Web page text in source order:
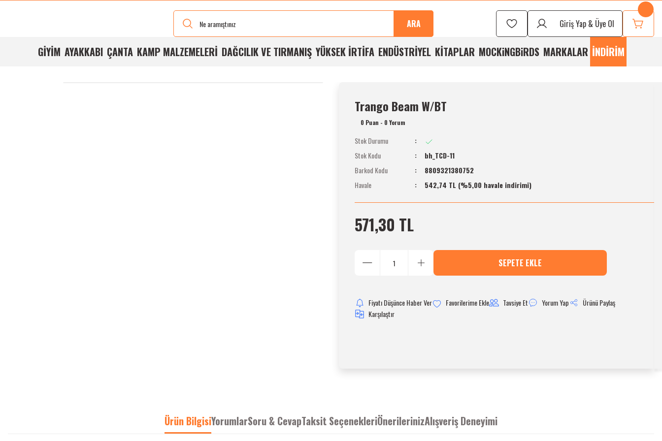
Ve Bedenleri
ile
Stoğumuzda
Buluşma
Kalite
Ücretsiz
Gün
İmkanı
ARA Giriş Yap & Üye Ol
GİYİM AYAKKABI ÇANTA KAMP MALZEMELERİ DAĞCILIK VE TIRMANIŞ YÜKSEK İRTİFA ENDÜSTRİYEL KİTAPLAR MOCKiNGBiRDS MARKALAR İNDİRİM
Trango Beam W/BT
0 Puan - 0 Yorum
Stok Durumu
Stok Kodu
bh_TCD-11
Barkod Kodu
8809321380752
Havale
542,74 TL (%5,00 havale indirimi)
571,30 TL
SEPETE EKLE
Fiyatı Düşünce Haber Ver Tavsiye Et Yorum Yap
Ürünü Paylaş
Karşılaştır
Ürün BilgisiYorumlarSoru & CevapTaksit SeçenekleriÖnerilerinizAlışveriş Deneyimi